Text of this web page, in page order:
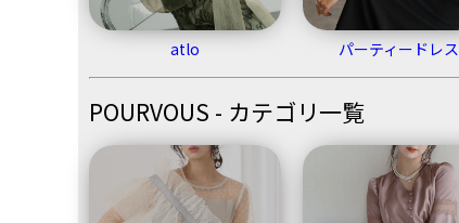
atlo パーティードレス
POURVOUS - カテゴリ一覧